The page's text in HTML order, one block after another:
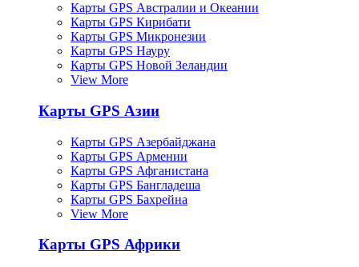
Карты GPS Австралии и Океании
Карты GPS Кирибати
Карты GPS Микронезии
Карты GPS Науру
Карты GPS Новой Зеландии
View More
Карты GPS Азии
Карты GPS Азербайджана
Карты GPS Армении
Карты GPS Афганистана
Карты GPS Бангладеша
Карты GPS Бахрейна
View More
Карты GPS Африки